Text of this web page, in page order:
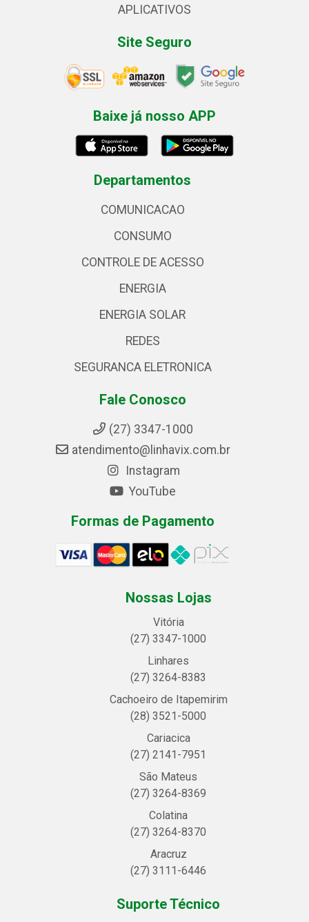
APLICATIVOS
Site Seguro
Baixe já nosso APP
Departamentos
COMUNICACAO
CONSUMO
CONTROLE DE ACESSO
ENERGIA
ENERGIA SOLAR
REDES
SEGURANCA ELETRONICA
Fale Conosco
(27) 3347-1000
atendimento@linhavix.com.br
Instagram
YouTube
Formas de Pagamento
Nossas Lojas
Vitória
(27) 3347-1000
Linhares
(27) 3264-8383
Cachoeiro de Itapemirim
(28) 3521-5000
Cariacica
(27) 2141-7951
São Mateus
(27) 3264-8369
Colatina
(27) 3264-8370
Aracruz
(27) 3111-6446
Suporte Técnico